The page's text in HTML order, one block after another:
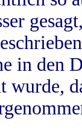
in
wurde,